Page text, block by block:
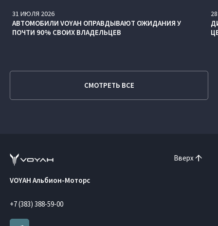
31 ИЮЛЯ 2026
АВТОМОБИЛИ VOYAH ОПРАВДЫВАЮТ ОЖИДАНИЯ У
ПОЧТИ 90% СВОИХ ВЛАДЕЛЬЦЕВ
28
СМОТРЕТЬ ВСЕ
Вверх
VOYAH Альбион-Моторс
+7 (383) 388-59-00